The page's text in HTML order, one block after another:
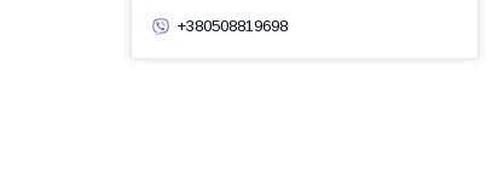
+380508819698